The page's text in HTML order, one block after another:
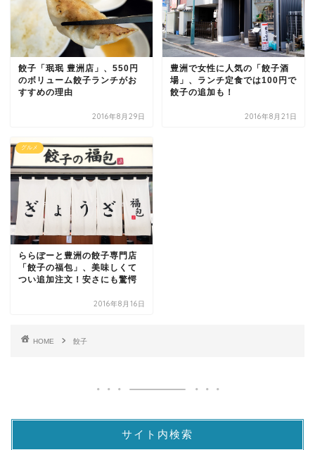
餃子「珉珉 豊洲店」、550円
のボリューム餃子ランチがお
すすめの理由
2016年8月29日
豊洲で女性に人気の「餃子酒
場」、ランチ定食では100円で
餃子の追加も！
2016年8月21日
グルメ
ららぽーと豊洲の餃子専門店
「餃子の福包」、美味しくて
つい追加注文！安さにも驚愕
2016年8月16日
HOME 餃子
サイト内検索